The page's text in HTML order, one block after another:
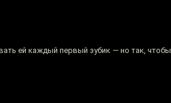
ей каждый первый зубик — но так, чтобы